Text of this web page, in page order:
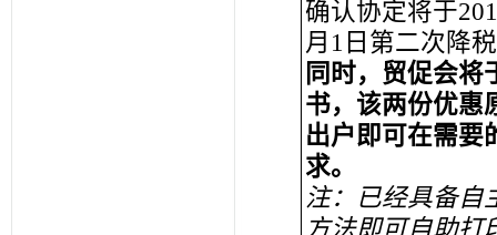
确认协定将于
月1日第二次降
同时，贸促会将
书，该两份优惠
出户即可在需要
求。
注：已经具备自
方法即可自助打